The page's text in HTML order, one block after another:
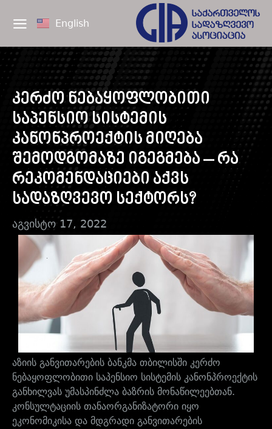
English
კერძო ნებაყოფლობითი
საპენსიო სისტემის
კანონპროექტის მიღება
შემოდგომაზე იგეგმება – რა
რეკომენდაციები აქვს
სადაზღვევო სექტორს?
აგვისტო 17, 2022
აზიის განვითარების ბანკმა თბილისში კერძო
ნებაყოფლობითი საპენსიო სისტემის კანონპროექტის
განხილვას უმასპინძლა ბაზრის მონაწილეებთან.
კონსულტაციის თანაორგანიზატორი იყო
ეკონომიკისა და მდგრადი განვითარების